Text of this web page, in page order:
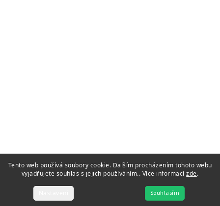
Tento web používá soubory cookie. Dalším procházením tohoto webu
vyjadřujete souhlas s jejich používáním.. Více informacízde.
Souhlasím